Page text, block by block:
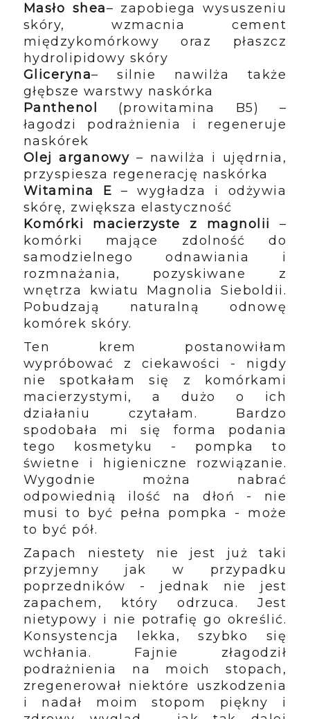
Masło shea– zapobiega wysuszeniu
skóry, wzmacnia cement
międzykomórkowy oraz płaszcz
hydrolipidowy skóry
Gliceryna– silnie nawilża także
głębsze warstwy naskórka
Panthenol
(prowitamina B5) –
łagodzi podrażnienia i regeneruje
naskórek
Olej arganowy – nawilża i ujędrnia,
przyspiesza regenerację naskórka
Witamina E – wygładza i odżywia
skórę, zwiększa elastyczność
Komórki macierzyste z magnolii
–
komórki mające zdolność do
samodzielnego odnawiania i
rozmnażania, pozyskiwane z
wnętrza kwiatu Magnolia Sieboldii.
Pobudzają naturalną odnowę
komórek skóry.
Ten krem postanowiłam
wypróbować z ciekawości - nigdy
nie spotkałam się z komórkami
macierzystymi, a dużo o ich
działaniu czytałam. Bardzo
spodobała mi się forma podania
tego kosmetyku - pompka to
świetne i higieniczne rozwiązanie.
Wygodnie można nabrać
odpowiednią ilość na dłoń - nie
musi to być pełna pompka - może
to być pół.
Zapach niestety nie jest już taki
przyjemny jak w przypadku
poprzedników - jednak nie jest
zapachem, który odrzuca. Jest
nietypowy i nie potrafię go określić.
Konsystencja lekka, szybko się
wchłania. Fajnie złagodził
podrażnienia na moich stopach,
zregenerował niektóre uszkodzenia
i nadał moim stopom piękny i